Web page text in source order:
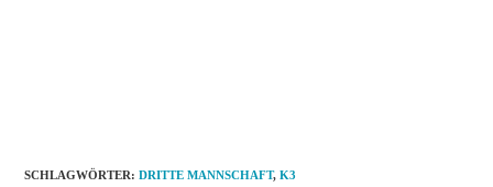
SCHLAGWÖRTER:DRITTE MANNSCHAFT, K3